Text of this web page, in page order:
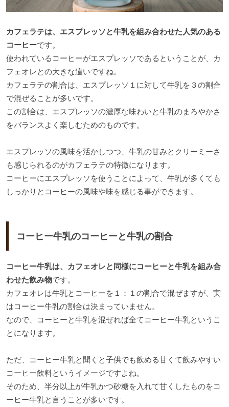
カフェラテは、エスプレッソと牛乳を組み合わせた人気のある
コーヒーです。
使われているコーヒーがエスプレッソであるということが、カ
フェオレとの大きな違いですね。
カフェラテの割合は、エスプレッソ１に対して牛乳を３の割合
で混ぜることが多いです。
この割合は、エスプレッソの濃厚な味わいと牛乳のまろやかさ
をバランスよく楽しむためのものです。
エスプレッソの風味を活かしつつ、牛乳の甘みとクリーミーさ
も感じられるのがカフェラテの特徴になります。
コーヒーにエスプレッソを使うことによって、牛乳が多くても
しっかりとコーヒーの風味や味を感じる事ができます。
コーヒー牛乳のコーヒーと牛乳の割合
コーヒー牛乳は、カフェオレと同様にコーヒーと牛乳を組み合
わせた飲み物です。
カフェオレは牛乳とコーヒーを１：１の割合で混ぜますが、実
はコーヒー牛乳の割合は決まっていません。
なので、コーヒーと牛乳を混ぜれば全てコーヒー牛乳というこ
とになります。
ただ、コーヒー牛乳と聞くと子供でも飲める甘くて飲みやすい
コーヒー飲料というイメージですよね。
そのため、半分以上が牛乳かつ砂糖を入れて甘くしたものをコ
ーヒー牛乳と言うことが多いです。